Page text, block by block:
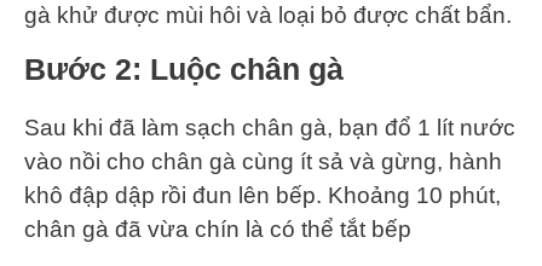
gà khử được mùi hôi và loại bỏ được chất bẩn.
Bước 2: Luộc chân gà
Sau khi đã làm sạch chân gà, bạn đổ 1 lít nước
vào nồi cho chân gà cùng ít sả và gừng, hành
khô đập dập rồi đun lên bếp. Khoảng 10 phút,
chân gà đã vừa chín là có thể tắt bếp